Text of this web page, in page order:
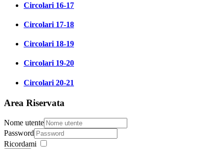
Circolari 16-17
Circolari 17-18
Circolari 18-19
Circolari 19-20
Circolari 20-21
Area Riservata
Nome utente
Password
Ricordami